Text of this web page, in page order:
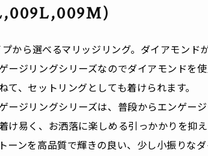
プから選べるマリッジリング。ダイアモンド
ージリングシリーズなのでダイアモンドを
て、セットリングとしても着けられます。
ージリングシリーズは、普段からエンゲー
け易く、お洒落に楽しめる引っかかりを抑え
ーンを高品質で輝きの良い、少し小振りな